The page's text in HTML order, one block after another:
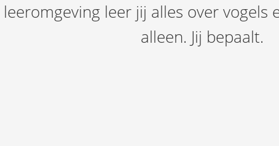
leer jij alles over
alleen. Jij bepaalt.